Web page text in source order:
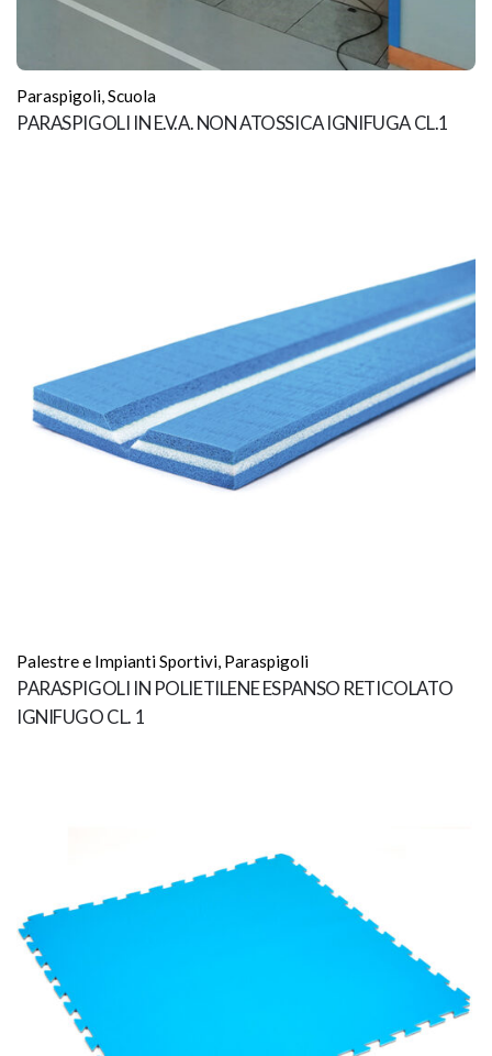
Paraspigoli,Scuola
PARASPIGOLI IN E.V.A. NON ATOSSICA IGNIFUGA CL.1
Palestre e Impianti Sportivi, Paraspigoli
PARASPIGOLI IN POLIETILENE ESPANSO RETICOLATO
IGNIFUGO CL. 1